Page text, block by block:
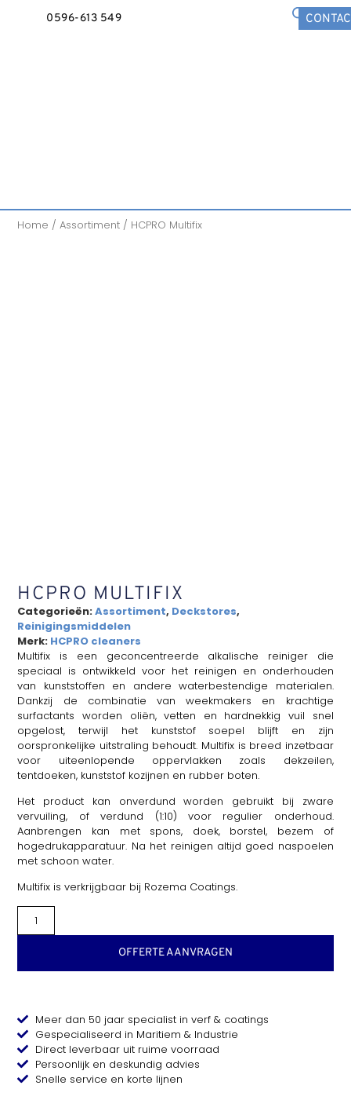
0596-613 549
Home /Assortiment / HCPRO Multifix
HCPRO MULTIFIX
Categorieën:Assortiment, Deckstores,
Reinigingsmiddelen
Merk: HCPRO cleaners
Multifix is een geconcentreerde alkalische reiniger die
speciaal is ontwikkeld voor het reinigen en onderhouden
van kunststoffen en andere waterbestendige materialen.
Dankzij de combinatie van weekmakers en krachtige
surfactants worden oliën, vetten en hardnekkig vuil snel
opgelost, terwijl het kunststof soepel blijft en zijn
oorspronkelijke uitstraling behoudt. Multifix is breed inzetbaar
voor uiteenlopende oppervlakken zoals dekzeilen,
tentdoeken, kunststof kozijnen en rubber boten.
Het product kan onverdund worden gebruikt bij zware
vervuiling, of verdund (1:10) voor regulier onderhoud.
Aanbrengen kan met spons, doek, borstel, bezem of
hogedrukapparatuur. Na het reinigen altijd goed naspoelen
met schoon water.
Multifix is verkrijgbaar bij Rozema Coatings.
OFFERTE AANVRAGEN
Meer dan 50 jaar specialist in verf & coatings
Gespecialiseerd in Maritiem & Industrie
Direct leverbaar uit ruime voorraad
Persoonlijk en deskundig advies
Snelle service en korte lijnen